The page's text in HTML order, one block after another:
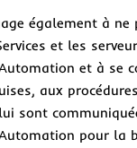
également à
et les
et à se
aux
sont
pour la